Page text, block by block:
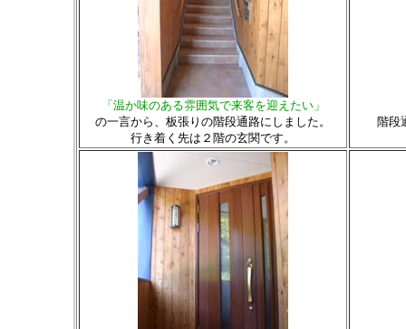
「温か味のある雰囲気で来客を迎えたい」
の一言から、板張りの階段通路にしました。
行き着く先は２階の玄関です。
階段